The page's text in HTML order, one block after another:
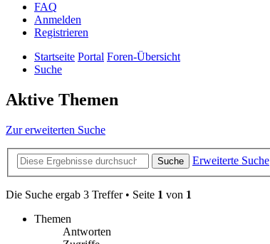
FAQ
Anmelden
Registrieren
Startseite Portal Foren-Übersicht
Suche
Aktive Themen
Zur erweiterten Suche
Suche Erweiterte Suche
Die Suche ergab 3 Treffer • Seite 1 von 1
Themen
Antworten